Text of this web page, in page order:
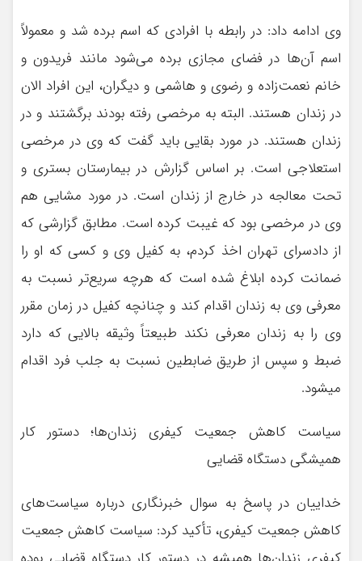
وی ادامه داد: در رابطه با افرادی که اسم برده شد و معمولاً
اسم آن‌ها در فضای مجازی برده می‌شود مانند فریدون و
خانم نعمت‌زاده و رضوی و هاشمی و دیگران، این افراد الان
در زندان هستند. البته به مرخصی رفته بودند برگشتند و در
زندان هستند. در مورد بقایی باید گفت که وی در مرخصی
استعلاجی است. بر اساس گزارش در بیمارستان بستری و
تحت معالجه در خارج از زندان است. در مورد مشایی هم
وی در مرخصی بود که غیبت کرده است. مطابق گزارشی که
از دادسرای تهران اخذ کردم، به کفیل وی و کسی که او را
ضمانت کرده ابلاغ شده است که هرچه سریع‌تر نسبت به
معرفی وی به زندان اقدام کند و چنانچه کفیل در زمان مقرر
وی را به زندان معرفی نکند طبیعتاً وثیقه بالایی که دارد
ضبط و سپس از طریق ضابطین نسبت به جلب فرد اقدام
میشود.
سیاست کاهش جمعیت کیفری زندان‌ها؛ دستور کار
همیشگی دستگاه قضایی
خداییان در پاسخ به سوال خبرنگاری درباره سیاست‌های
کاهش جمعیت کیفری، تأکید کرد: سیاست کاهش جمعیت